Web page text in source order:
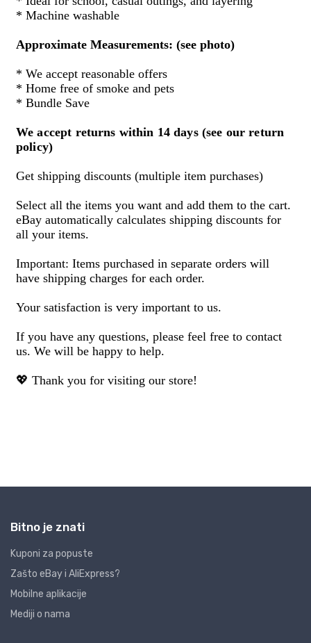
Bitno je znati
Kuponi za popuste
Zašto eBay i AliExpress?
Mobilne aplikacije
Mediji o nama